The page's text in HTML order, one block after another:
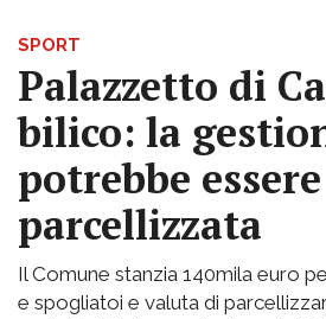
SPORT
Palazzetto di
bilico: la
potrebbe essere
parcellizzata
Il Comune stanzia 140mila euro
e spogliatoi e valuta di